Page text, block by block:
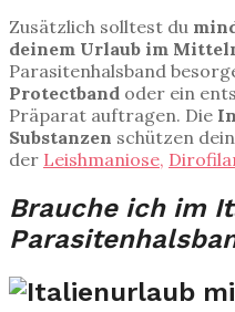
Zusätzlich solltest du
deinem Urlaub im
Parasitenhalsband
Protectband oder ein
Präparat auftragen. Die
Substanzen schützen
der Leishmaniose,
Brauche ich im